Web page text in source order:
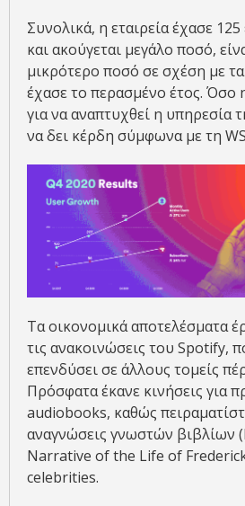
Συνολικά, η εταιρεία έχασε
και ακούγεται μεγάλο ποσό,
μικρότερο ποσό σε σχέση με
έχασε το περασμένο έτος. Όσο
για να αναπτυχθεί η υπηρεσία
να δει κέρδη σύμφωνα με τη
Τα οικονομικά αποτελέσματα
τις ανακοινώσεις του Spotify,
επενδύσει σε άλλους τομείς
Πρόσφατα έκανε κινήσεις για
audiobooks, καθώς
αναγνώσεις γνωστών βιβλίων
Narrative of the Life of
celebrities.